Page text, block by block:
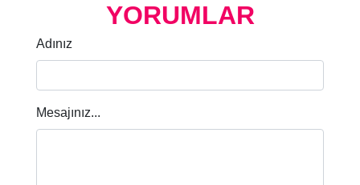
YORUMLAR
Adınız
Mesajınız...